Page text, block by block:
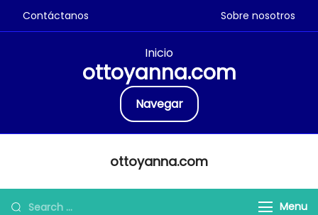
Contáctanos Sobre nosotros
Inicio
ottoyanna.com
Navegar
ottoyanna.com
Search
Menu